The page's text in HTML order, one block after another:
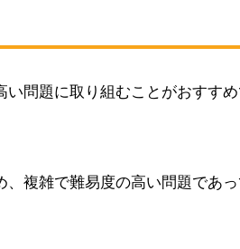
問題に取り組むことがおすす
複雑で難易度の高い問題であっ